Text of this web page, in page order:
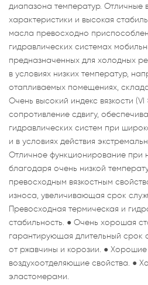
диапазона температур. Отличные
характеристики и высокая
масла превосходно
гидравлических системах
предназначенных для холодных
в условиях низких температур,
отапливаемых помещениях,
Очень высокий индекс вязкости
сопротивление сдвигу,
гидравлических систем при
и в условиях действия
Отличное функционирование при
благодаря очень низкой
превосходным вязкостным
износа, увеличивающая срок
Превосходная термическая и
стабильность. ● Очень хорошая
гарантирующая длительный срок
от ржавчины и корозии. ●
воздухоотделяющие свойства. ●
эластомерами.